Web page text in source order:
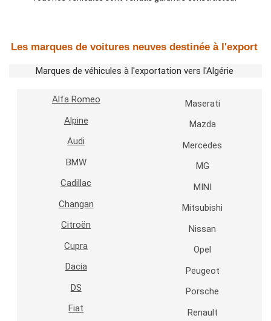
Les marques de voitures neuves destinée à l'export
Marques de véhicules à l'exportation vers l'Algérie
Alfa Romeo
Alpine
Audi
BMW
Cadillac
Changan
Citroën
Cupra
Dacia
DS
Fiat
Maserati
Mazda
Mercedes
MG
MINI
Mitsubishi
Nissan
Opel
Peugeot
Porsche
Renault